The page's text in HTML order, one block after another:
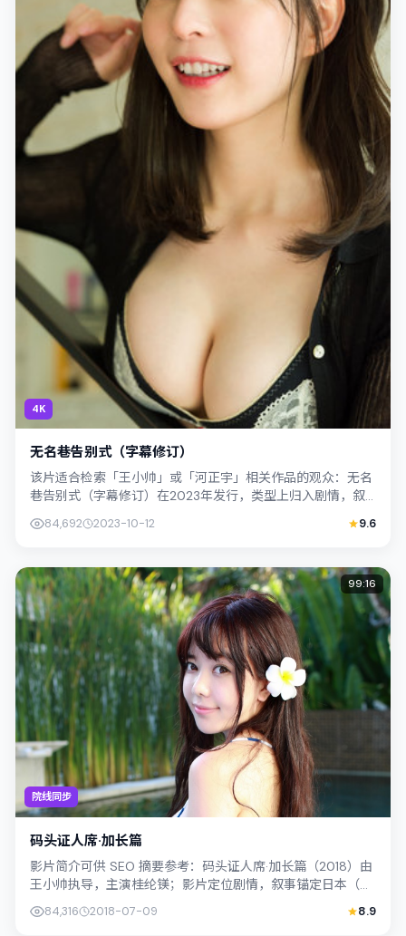
4K
无名巷告别式（字幕修订）
该片适合检索「王小帅」或「河正宇」相关作品的观众：无名
巷告别式（字幕修订）在2023年发行，类型上归入剧情，叙
84,692 2023-10-12 9.6
院线同步
99:16
码头证人席·加长篇
影片简介可供 SEO 摘要参考：码头证人席·加长篇（2018）由
王小帅执导，主演桂纶镁；影片定位剧情，叙事锚定日本（北
海道）的社会议题与个体命运...
84,316 2018-07-09 8.9